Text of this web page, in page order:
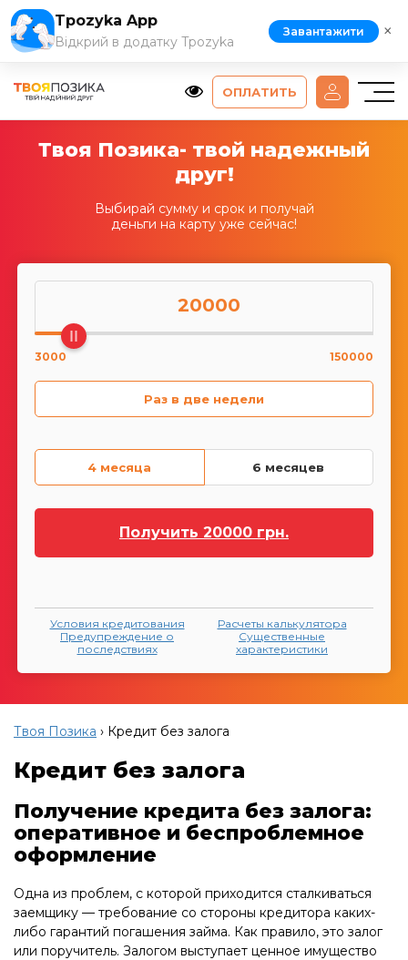
ОПЛАТИТЬ
Твоя Позика- твой надежный
друг!
Выбирай сумму и срок и получай
деньги на карту уже сейчас!
20000
3000 150000
Раз в две недели
4 месяца 6 месяцев
Получить 20000 грн.
Условия кредитования
Расчеты калькулятора
Предупреждение о
последствиях
Существенные
характеристики
Твоя Позика › Кредит без залога
Кредит без залога
Получение кредита без залога:
оперативное и беспроблемное
оформление
Одна из проблем, с которой приходится сталкиваться
заемщику — требование со стороны кредитора каких-
либо гарантий погашения займа. Как правило, это залог
или поручитель. Залогом выступает ценное имущество
Tpozyka App
Відкрий в додатку Tpozyka
Завантажити ×